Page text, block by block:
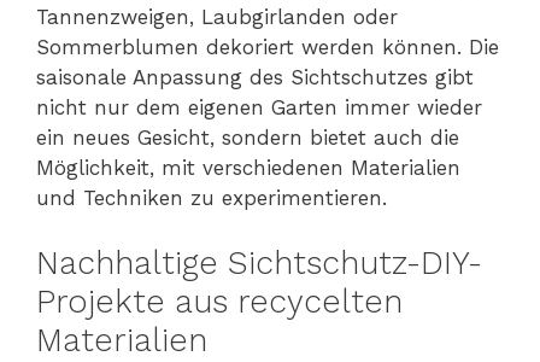
Tannenzweigen, Laubgirlanden oder
Sommerblumen dekoriert werden können. Die
saisonale Anpassung des Sichtschutzes gibt
nicht nur dem eigenen Garten immer wieder
ein neues Gesicht, sondern bietet auch die
Möglichkeit, mit verschiedenen Materialien
und Techniken zu experimentieren.
Nachhaltige Sichtschutz-DIY-
Projekte aus recycelten
Materialien